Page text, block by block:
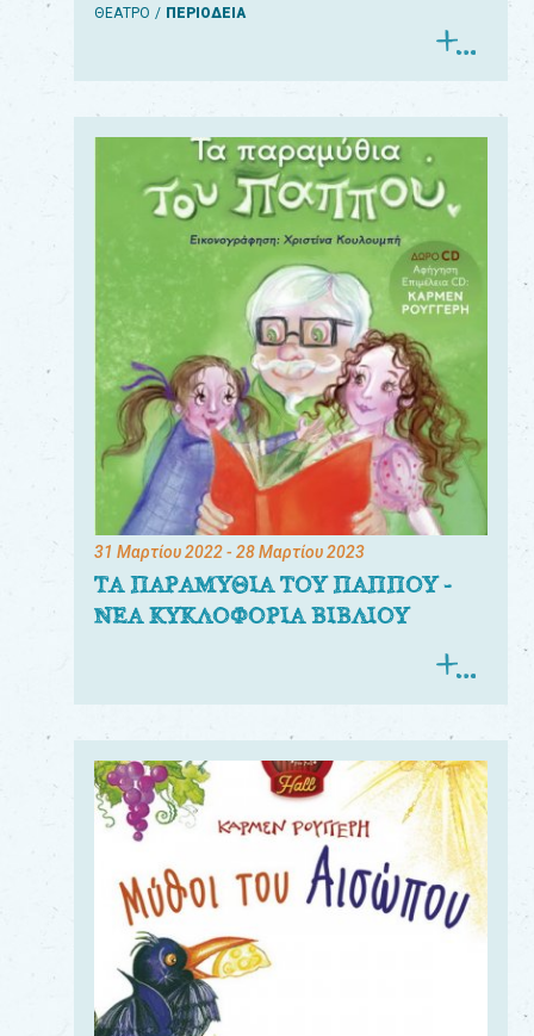
ΘΕΑΤΡΟ ΠΕΡΙΟΔΕΙΑ
31 Μαρτίου 2022- 28 Μαρτίου 2023
ΤΑ ΠΑΡΑΜΥΘΙΑ ΤΟΥ ΠΑΠΠΟΥ -
ΝΕΑ ΚΥΚΛΟΦΟΡΙΑ ΒΙΒΛΙΟΥ